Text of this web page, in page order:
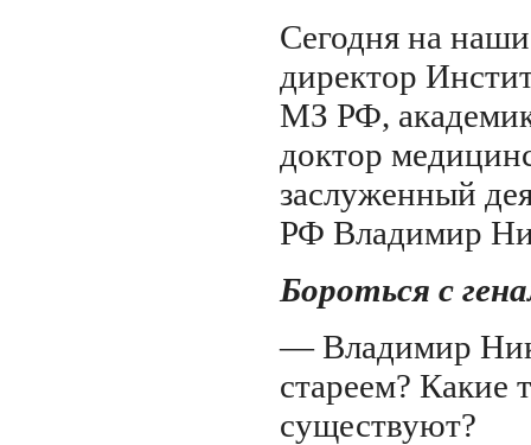
Сегодня на
директор
МЗ РФ,
доктор
заслуженный
РФ Владимир
Бороться с
— Владимир
стареем? Какие
существуют?